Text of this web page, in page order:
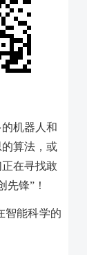
机器人和
算法，或
在寻找敢
先锋”！
智能科学的